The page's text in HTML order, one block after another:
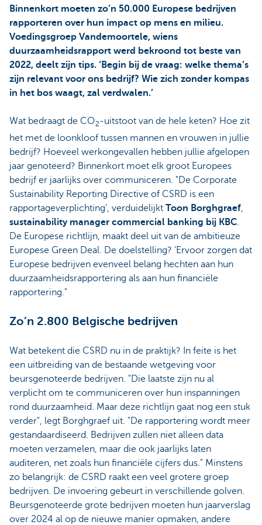
Binnenkort moeten zo’n 50.000 Europese bedrijven
rapporteren over hun impact op mens en milieu.
Voedingsgroep Vandemoortele, wiens
duurzaamheidsrapport werd bekroond tot beste van
2022, deelt zijn tips. ‘Begin bij de vraag: welke thema’s
zijn relevant voor ons bedrijf? Wie zich zonder kompas
in het bos waagt, zal verdwalen.’
Wat bedraagt de CO2-uitstoot van de hele keten? Hoe zit
het met de loonkloof tussen mannen en vrouwen in jullie
bedrijf? Hoeveel werkongevallen hebben jullie afgelopen
jaar genoteerd? Binnenkort moet elk groot Europees
bedrijf er jaarlijks over communiceren. "De Corporate
Sustainability Reporting Directive of CSRD is een
rapportageverplichting’, verduidelijkt Toon Borghgraef,
sustainability manager commercial banking bij KBC.
De Europese richtlijn, maakt deel uit van de ambitieuze
Europese Green Deal. De doelstelling? ‘Ervoor zorgen dat
Europese bedrijven evenveel belang hechten aan hun
duurzaamheidsrapportering als aan hun financiële
rapportering."
Zo’n 2.800 Belgische bedrijven
Wat betekent die CSRD nu in de praktijk? In feite is het
een uitbreiding van de bestaande wetgeving voor
beursgenoteerde bedrijven. "Die laatste zijn nu al
verplicht om te communiceren over hun inspanningen
rond duurzaamheid. Maar deze richtlijn gaat nog een stuk
verder", legt Borghgraef uit. "De rapportering wordt meer
gestandaardiseerd. Bedrijven zullen niet alleen data
moeten verzamelen, maar die ook jaarlijks laten
auditeren, net zoals hun financiële cijfers dus." Minstens
zo belangrijk: de CSRD raakt een veel grotere groep
bedrijven. De invoering gebeurt in verschillende golven.
Beursgenoteerde grote bedrijven moeten hun jaarverslag
over 2024 al op de nieuwe manier opmaken, andere